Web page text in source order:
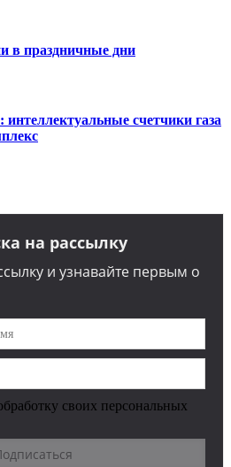
в праздничные дни
счетчики газа
на рассылку
и узнавайте первым о
своих персональных